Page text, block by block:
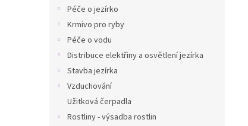
Péče o jezírko
Krmivo pro ryby
Péče o vodu
Distribuce elektřiny a osvětlení jezírka
Stavba jezírka
Vzduchování
Užitková čerpadla
Rostliny - výsadba rostlin